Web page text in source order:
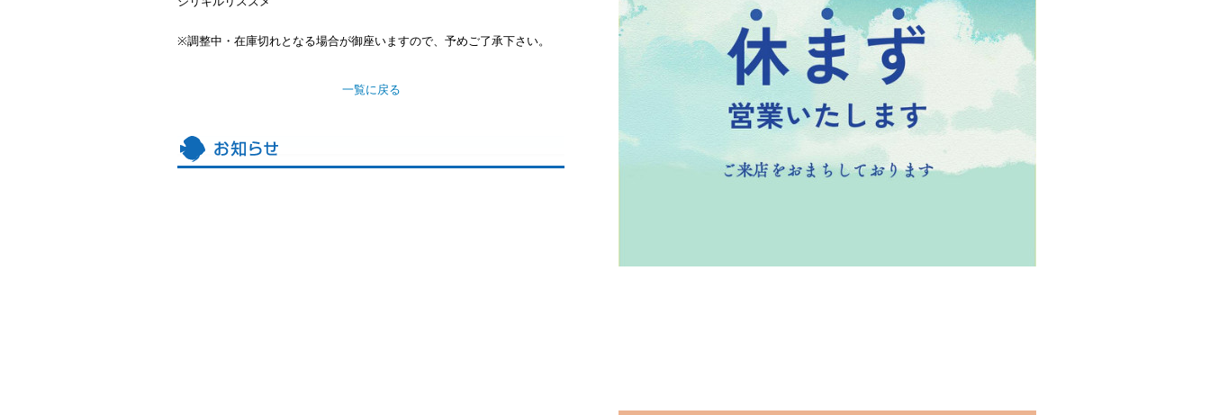
※調整中・在庫切れとなる場合が御座いますので、予めご了承下さい。
一覧に戻る